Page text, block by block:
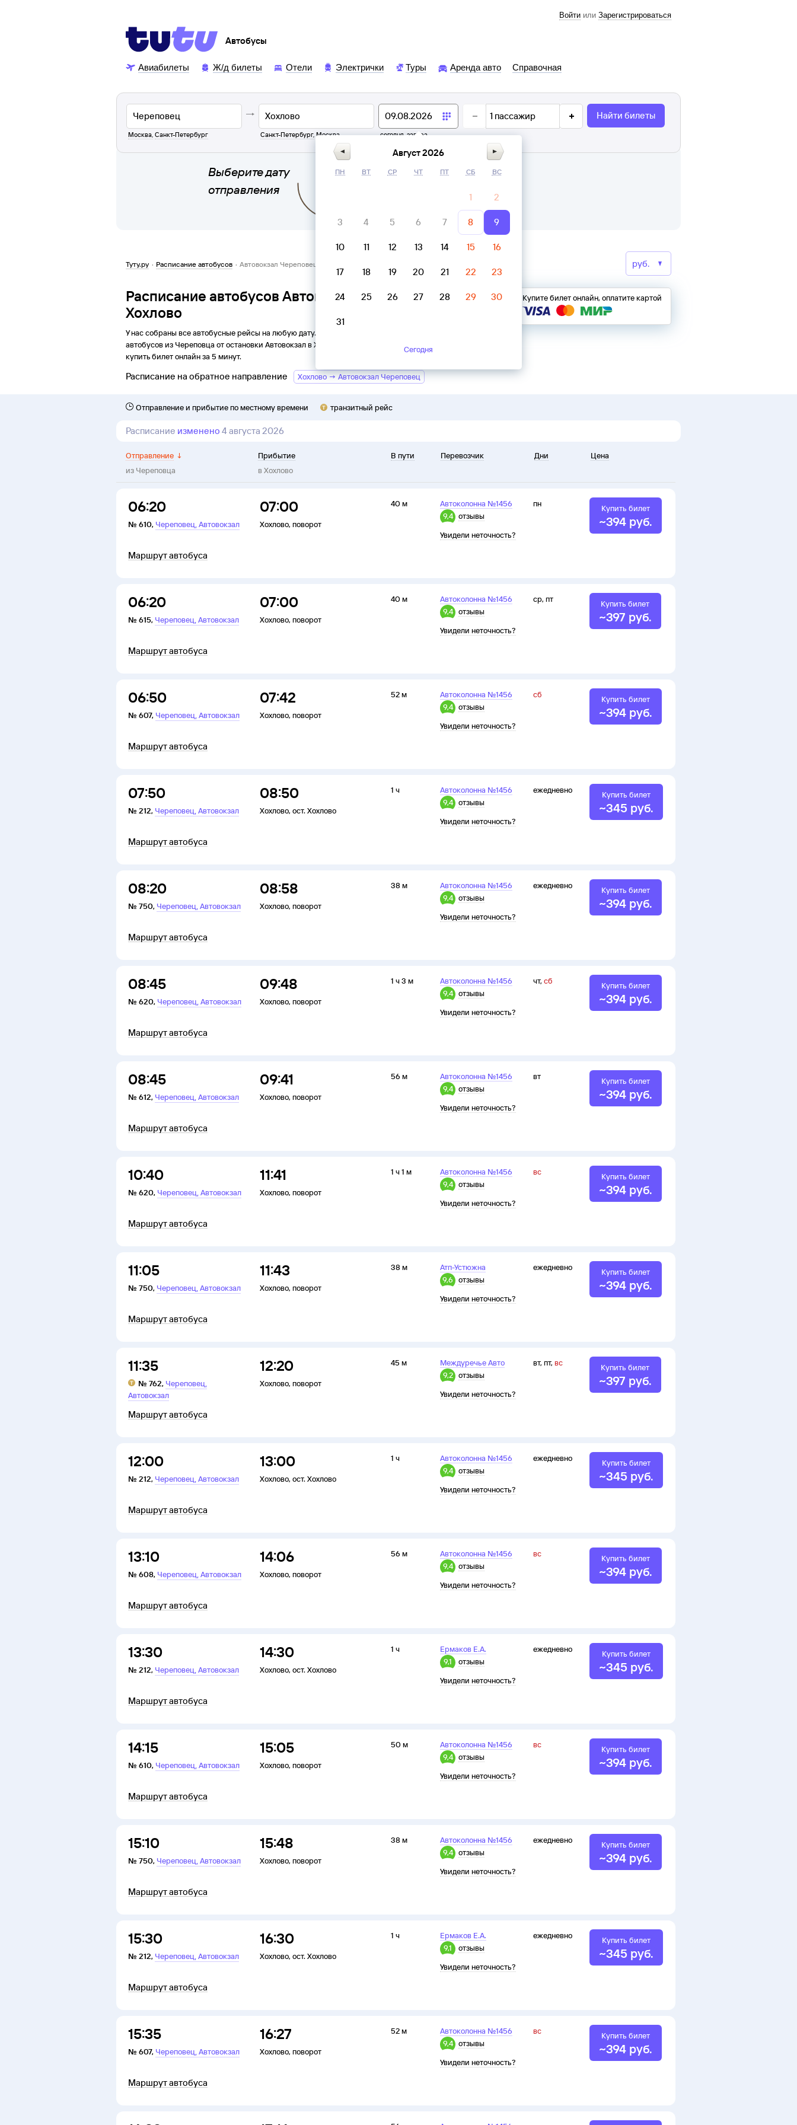
Войти или Зарегистрироваться
Автобусы
Авиабилеты Ж/д билеты Отели Электрички Туры Аренда авто Справочная
Москва, Санкт-Петербург Санкт-Петербург, Москва сегодня, завтра
1 пассажир Найти билеты
Выберите дату
отправления
Туту.ру · Расписание автобусов · Автовокзал Череповец → Хохлово
Расписание автобусов Автовокзал Череповец →
Хохлово
У нас собраны все автобусные рейсы на любую дату. Вы можете узнать точное расписание
автобусов изЧереповцаотостановки АвтовокзалвХохлово
купить билет онлайн за 5 минут.
Купите билет онлайн, оплатите картой
Расписание на обратное направление Хохлово → Автовокзал Череповец
Отправление и прибытие по местному времени транзитный рейс
Расписание изменено 4 августа 2026
Отправление ↓
из Череповца
Прибытие
вХохлово
В пути Перевозчик Дни Цена
06:20
№ 610, Череповец,Автовокзал
07:00
Хохлово, поворот
40 м
Автоколонна №1456
9,4 отзывы
Увидели неточность?
пн
Маршрут автобуса
Купить билет
~394 руб.
06:20
№ 615, Череповец,Автовокзал
07:00
Хохлово, поворот
40 м
Автоколонна №1456
9,4 отзывы
Увидели неточность?
ср, пт
Маршрут автобуса
Купить билет
~397 руб.
06:50
№ 607, Череповец,Автовокзал
07:42
Хохлово, поворот
52 м
Автоколонна №1456
9,4 отзывы
Увидели неточность?
сб
Маршрут автобуса
Купить билет
~394 руб.
07:50
№ 212, Череповец,Автовокзал
08:50
Хохлово, ост. Хохлово
1 ч
Автоколонна №1456
9,4 отзывы
Увидели неточность?
ежедневно
Маршрут автобуса
Купить билет
~345 руб.
08:20
№ 750, Череповец,Автовокзал
08:58
Хохлово, поворот
38 м
Автоколонна №1456
9,4 отзывы
Увидели неточность?
ежедневно
Маршрут автобуса
Купить билет
~394 руб.
08:45
№ 620, Череповец,Автовокзал
09:48
Хохлово, поворот
1 ч 3 м
Автоколонна №1456
9,4 отзывы
Увидели неточность?
чт, сб
Маршрут автобуса
Купить билет
~394 руб.
08:45
№ 612, Череповец,Автовокзал
09:41
Хохлово, поворот
56 м
Автоколонна №1456
9,4 отзывы
Увидели неточность?
вт
Маршрут автобуса
Купить билет
~394 руб.
10:40
№ 620, Череповец,Автовокзал
11:41
Хохлово, поворот
1 ч 1 м
Автоколонна №1456
9,4 отзывы
Увидели неточность?
вс
Маршрут автобуса
Купить билет
~394 руб.
11:05
№ 750, Череповец,Автовокзал
11:43
Хохлово, поворот
38 м
Атп-Устюжна
9,6
отзывы
Увидели неточность?
ежедневно
Маршрут автобуса
Купить билет
~394 руб.
11:35
№ 762, Череповец,
Автовокзал
12:20
Хохлово, поворот
45 м
Междуречье Авто
9,2 отзывы
Увидели неточность?
вт, пт, вс
Маршрут автобуса
Купить билет
~397 руб.
12:00
№ 212, Череповец,Автовокзал
13:00
Хохлово, ост. Хохлово
1 ч
Автоколонна №1456
9,4 отзывы
Увидели неточность?
ежедневно
Маршрут автобуса
Купить билет
~345 руб.
13:10
№ 608, Череповец,Автовокзал
14:06
Хохлово, поворот
56 м
Автоколонна №1456
9,4 отзывы
Увидели неточность?
вс
Маршрут автобуса
Купить билет
~394 руб.
13:30
№ 212, Череповец,Автовокзал
14:30
Хохлово, ост. Хохлово
1 ч
Ермаков Е.А.
9,1
отзывы
Увидели неточность?
ежедневно
Маршрут автобуса
Купить билет
~345 руб.
14:15
№ 610, Череповец,Автовокзал
15:05
Хохлово, поворот
50 м
Автоколонна №1456
9,4 отзывы
Увидели неточность?
вс
Маршрут автобуса
Купить билет
~394 руб.
15:10
№ 750, Череповец,Автовокзал
15:48
Хохлово, поворот
38 м
Автоколонна №1456
9,4 отзывы
Увидели неточность?
ежедневно
Маршрут автобуса
Купить билет
~394 руб.
15:30
№ 212, Череповец,Автовокзал
16:30
Хохлово, ост. Хохлово
1 ч
Ермаков Е.А.
9,1
отзывы
Увидели неточность?
ежедневно
Маршрут автобуса
Купить билет
~345 руб.
15:35
№ 607, Череповец,Автовокзал
16:27
Хохлово, поворот
52 м
Автоколонна №1456
9,4 отзывы
Увидели неточность?
вс
Маршрут автобуса
Купить билет
~394 руб.
Август 2026
ПН ВТ СР ЧТ ПТ СБ ВС
1 2
3 4 5 6 7 8 9
10 11 12 13 14 15 16
17 18 19 20 21 22 23
24 25 26 27 28 29 30
31
Сегодня